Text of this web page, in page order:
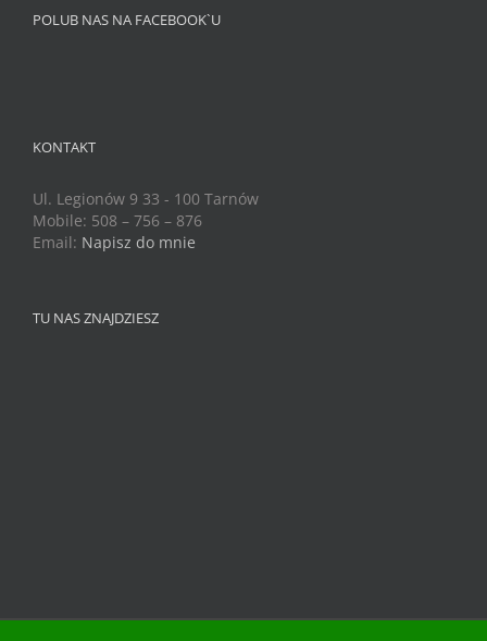
POLUB NAS NA FACEBOOK`U
KONTAKT
Ul. Legionów 9 33 - 100 Tarnów
Mobile: 508 – 756 – 876
Email: Napisz do mnie
TU NAS ZNAJDZIESZ